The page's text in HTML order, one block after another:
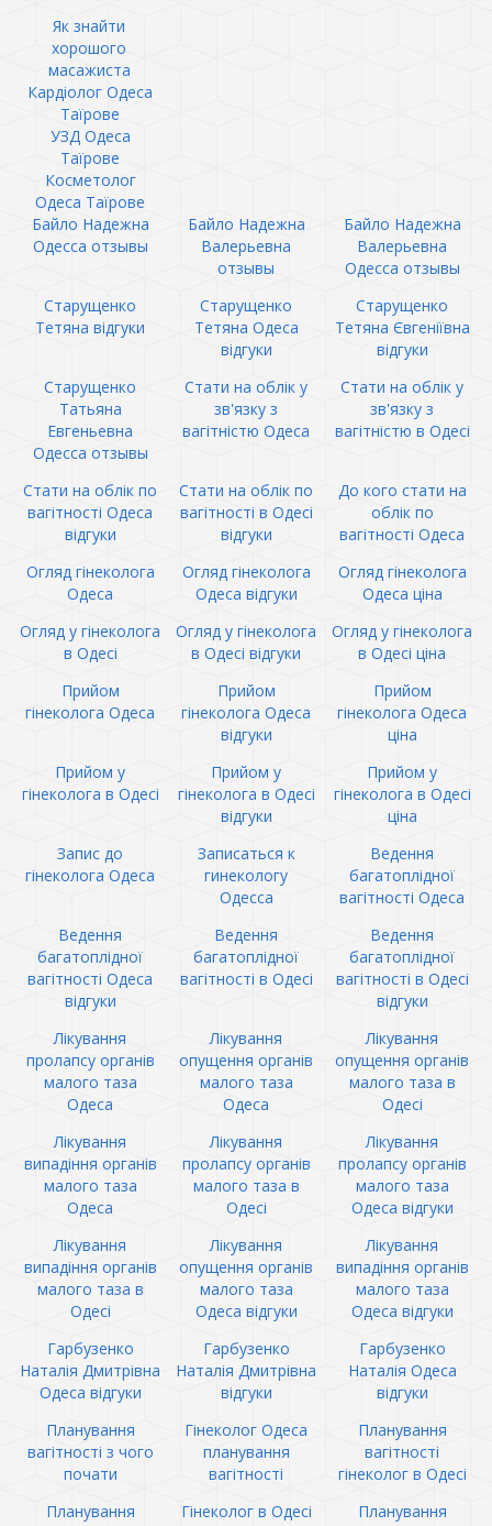
Як знайти
хорошого
масажиста
Кардіолог Одеса
Таїрове
УЗД Одеса
Таїрове
Косметолог
Одеса Таїрове
Байло Надежна
Одесса отзывы
Байло Надежна
Валерьевна
отзывы
Байло Надежна
Валерьевна
Одесса отзывы
Старущенко
Тетяна відгуки
Старущенко
Тетяна Одеса
відгуки
Старущенко
Тетяна Євгеніївна
відгуки
Старущенко
Татьяна
Евгеньевна
Одесса отзывы
Стати на облік у
зв'язку з
вагітністю Одеса
Стати на облік у
зв'язку з
вагітністю в Одесі
Стати на облік по
вагітності Одеса
відгуки
Стати на облік по
вагітності в Одесі
відгуки
До кого стати на
облік по
вагітності Одеса
Огляд гінеколога
Одеса
Огляд гінеколога
Одеса відгуки
Огляд гінеколога
Одеса ціна
Огляд у гінеколога
в Одесі
Огляд у гінеколога
в Одесі відгуки
Огляд у гінеколога
в Одесі ціна
Прийом
гінеколога Одеса
Прийом
гінеколога Одеса
відгуки
Прийом
гінеколога Одеса
ціна
Прийом у
гінеколога в Одесі
Прийом у
гінеколога в Одесі
відгуки
Прийом у
гінеколога в Одесі
ціна
Запис до
гінеколога Одеса
Записаться к
гинекологу
Одесса
Ведення
багатоплідної
вагітності Одеса
Ведення
багатоплідної
вагітності Одеса
відгуки
Ведення
багатоплідної
вагітності в Одесі
Ведення
багатоплідної
вагітності в Одесі
відгуки
Лікування
пролапсу органів
малого таза
Одеса
Лікування
опущення органів
малого таза
Одеса
Лікування
опущення органів
малого таза в
Одесі
Лікування
випадіння органів
малого таза
Одеса
Лікування
пролапсу органів
малого таза в
Одесі
Лікування
пролапсу органів
малого таза
Одеса відгуки
Лікування
випадіння органів
малого таза в
Одесі
Лікування
опущення органів
малого таза
Одеса відгуки
Лікування
випадіння органів
малого таза
Одеса відгуки
Гарбузенко
Наталія Дмитрівна
Одеса відгуки
Гарбузенко
Наталія Дмитрівна
відгуки
Гарбузенко
Наталія Одеса
відгуки
Планування
вагітності з чого
почати
Гінеколог Одеса
планування
вагітності
Планування
вагітності
гінеколог в Одесі
Планування
Гінеколог в Одесі
Планування